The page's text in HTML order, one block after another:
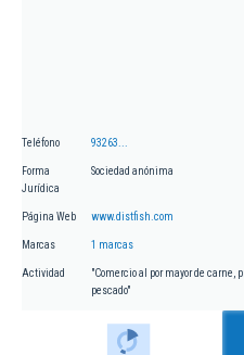
Teléfono 93263...
Forma
Jurídica
Sociedad anónima
Página Web www.distfish.com
Marcas 1 marcas
Actividad
"Comercio al por mayor de carne,
pescado"